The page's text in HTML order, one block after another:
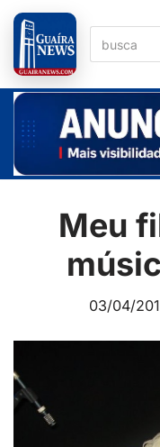
Pular
para
o
conteúdo
Meu
03/04/